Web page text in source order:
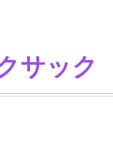
サック